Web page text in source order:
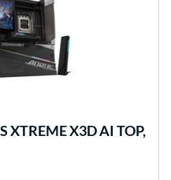
XTREME X3D AI TOP,